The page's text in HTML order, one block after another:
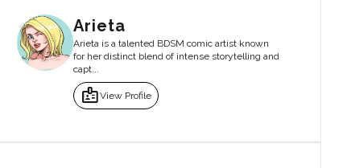
Arieta
Arieta is a talented BDSM comic artist known
for her distinct blend of intense storytelling and
capt...
badgeView Profile